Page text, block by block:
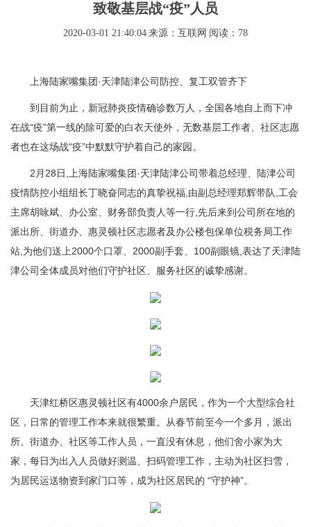
致敬基层战“疫”人员
2020-03-01 21:40:04 来源：互联网 阅读：78
上海陆家嘴集团·天津陆津公司防控、复工双管齐下
到目前为止，新冠肺炎疫情确诊数万人，全国各地自上而下冲
在战“疫”第一线的除可爱的白衣天使外，无数基层工作者、社区志愿
者也在这场战“疫”中默默守护着自己的家园。
2月28日,上海陆家嘴集团·天津陆津公司带着总经理、陆津公司
疫情防控小组组长丁晓奋同志的真挚祝福,由副总经理郑辉带队,工会
主席胡咏斌、办公室、财务部负责人等一行,先后来到公司所在地的
派出所、街道办、惠灵顿社区志愿者及办公楼包保单位税务局工作
站,为他们送上2000个口罩、2000副手套、100副眼镜,表达了天津陆
津公司全体成员对他们守护社区、服务社区的诚挚感谢。
天津红桥区惠灵顿社区有4000余户居民，作为一个大型综合社
区，日常的管理工作本来就很繁重。从春节前至今一个多月，派出
所、街道办、社区等工作人员，一直没有休息，他们舍小家为大
家，每日为出入人员做好测温、扫码管理工作，主动为社区扫雪，
为居民运送物资到家门口等，成为社区居民的 “守护神”。